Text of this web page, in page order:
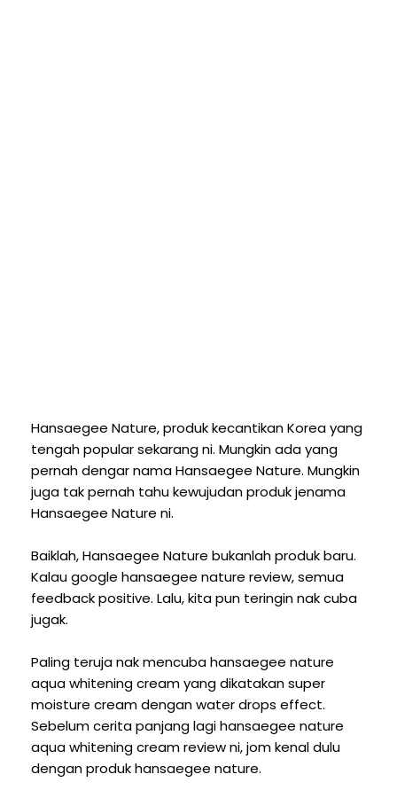
Hansaegee Nature, produk kecantikan Korea yang
tengah popular sekarang ni. Mungkin ada yang
pernah dengar nama Hansaegee Nature. Mungkin
juga tak pernah tahu kewujudan produk jenama
Hansaegee Nature ni.
Baiklah, Hansaegee Nature bukanlah produk baru.
Kalau google hansaegee nature review, semua
feedback positive. Lalu, kita pun teringin nak cuba
jugak.
Paling teruja nak mencuba hansaegee nature
aqua whitening cream yang dikatakan super
moisture cream dengan water drops effect.
Sebelum cerita panjang lagi hansaegee nature
aqua whitening cream review ni, jom kenal dulu
dengan produk hansaegee nature.